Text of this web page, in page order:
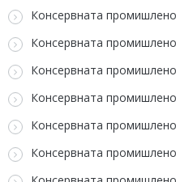
Консервната
Консервната
Консервната
Консервната
Консервната
Консервната